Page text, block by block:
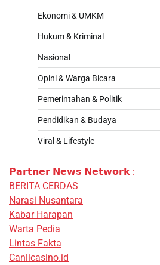
Ekonomi & UMKM
Hukum & Kriminal
Nasional
Opini & Warga Bicara
Pemerintahan & Politik
Pendidikan & Budaya
Viral & Lifestyle
𝗣𝗮𝗿𝘁𝗻𝗲𝗿 𝗡𝗲𝘄𝘀 𝗡𝗲𝘁𝘄𝗼𝗿𝗸 :
BERITA CERDAS
Narasi Nusantara
Kabar Harapan
Warta Pedia
Lintas Fakta
Canlicasino.id